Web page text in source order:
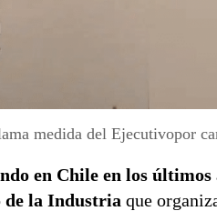
medida del Ejecutivopor
en Chile en los últimos
de la Industria que